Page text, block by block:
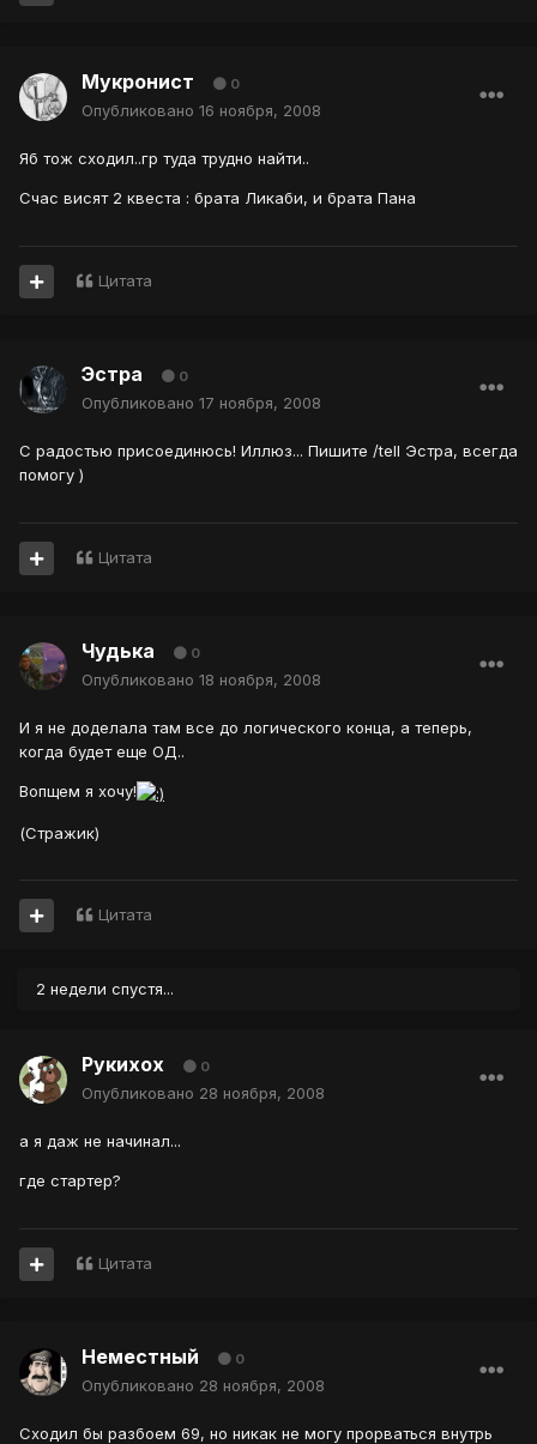
Мукронист 0
Опубликовано 16 ноября, 2008
Яб тож сходил..гр туда трудно найти..
Счас висят 2 квеста : брата Ликаби, и брата Пана
Цитата
Эстра 0
Опубликовано 17 ноября, 2008
С радостью присоединюсь! Иллюз... Пишите /tell Эстра, всегда
помогу )
Цитата
Чудька 0
Опубликовано 18 ноября, 2008
И я не доделала там все до логического конца, а теперь,
когда будет еще ОД..
Вопщем я хочу!
(Стражик)
Цитата
2 недели спустя...
Рукихох 0
Опубликовано 28 ноября, 2008
а я даж не начинал...
где стартер?
Цитата
Неместный 0
Опубликовано 28 ноября, 2008
Сходил бы разбоем 69, но никак не могу прорваться внутрь